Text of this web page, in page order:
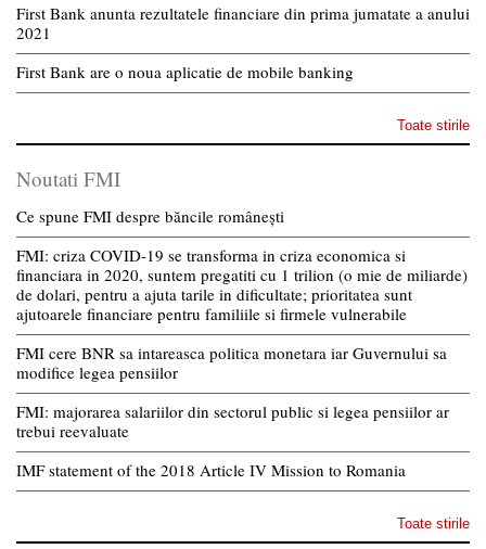
First Bank anunta rezultatele financiare din prima jumatate a anului
2021
First Bank are o noua aplicatie de mobile banking
Toate stirile
Noutati FMI
Ce spune FMI despre băncile românești
FMI: criza COVID-19 se transforma in criza economica si
financiara in 2020, suntem pregatiti cu 1 trilion (o mie de miliarde)
de dolari, pentru a ajuta tarile in dificultate; prioritatea sunt
ajutoarele financiare pentru familiile si firmele vulnerabile
FMI cere BNR sa intareasca politica monetara iar Guvernului sa
modifice legea pensiilor
FMI: majorarea salariilor din sectorul public si legea pensiilor ar
trebui reevaluate
IMF statement of the 2018 Article IV Mission to Romania
Toate stirile